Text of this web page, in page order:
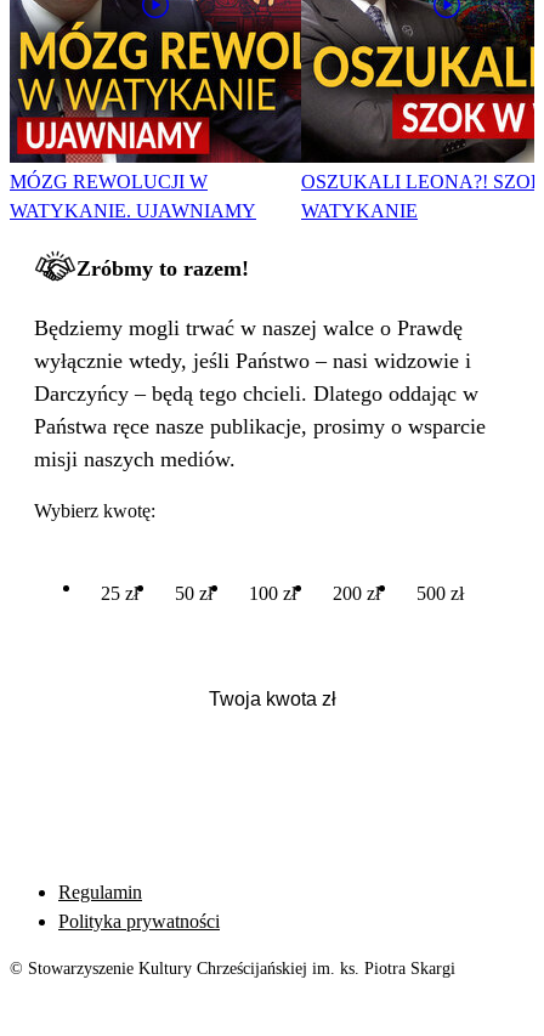
MÓZG REWOLUCJI W
WATYKANIE. UJAWNIAMY
OSZUKALI LEONA?!
WATYKANIE
Zróbmy to razem!
Będziemy mogli trwać w naszej walce o Prawdę
wyłącznie wtedy, jeśli Państwo – nasi widzowie i
Darczyńcy – będą tego chcieli. Dlatego oddając w
Państwa ręce nasze publikacje, prosimy o wsparcie
misji naszych mediów.
Wybierz kwotę:
25 zł 50 zł 100 zł 200 zł 500 zł
Regulamin
Polityka prywatności
© Stowarzyszenie Kultury Chrześcijańskiej im. ks. Piotra Skargi